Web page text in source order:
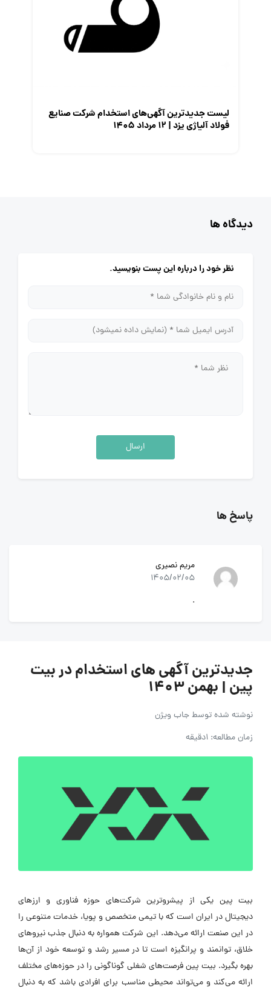
لیست جدیدترین آگهی‌های استخدام شرکت صنایع
فولاد آلیاژی یزد | ۱۲ مرداد ۱۴۰۵
دیدگاه ها
نظر خود را درباره این پست بنویسید.
ارسال
پاسخ ها
مریم نصیری
1405/02/05
.
جدیدترین آگهی های استخدام در بیت
پین | بهمن ۱۴۰۳
نوشته شده توسطجاب ویژن
زمان مطالعه: 1دقیقه
بیت پین یکی از پیشروترین شرکت‌های حوزه فناوری و ارزهای
دیجیتال در ایران است که با تیمی متخصص و پویا، خدمات متنوعی را
در این صنعت ارائه می‌دهد. این شرکت همواره به دنبال جذب نیروهای
خلاق، توانمند و پرانگیزه است تا در مسیر رشد و توسعه خود از آن‌ها
بهره بگیرد. بیت پین فرصت‌های شغلی گوناگونی را در حوزه‌های مختلف
ارائه می‌کند و می‌تواند محیطی مناسب برای افرادی باشد که به دنبال